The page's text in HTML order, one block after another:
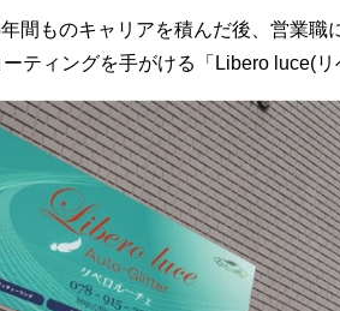
間ものキャリアを積んだ後、営業
ティングを手がける「Libero luce(リ